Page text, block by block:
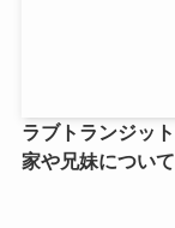
ラブトランジッ
家や兄妹につい